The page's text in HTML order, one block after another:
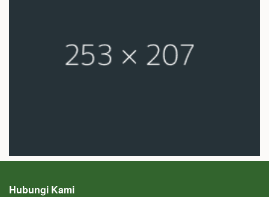
Hubungi Kami